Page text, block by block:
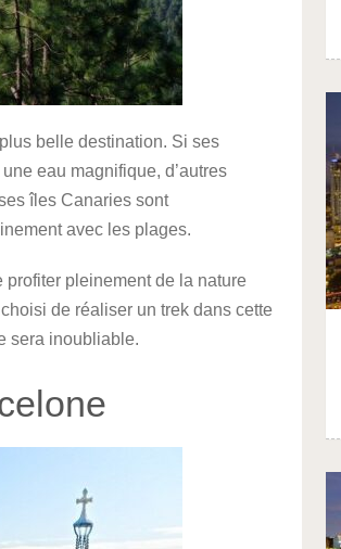
belle destination. Si ses
eau magnifique, d’autres
îles Canaries sont
avec les plages.
profiter pleinement de la nature
de réaliser un trek dans cette
sera inoubliable.